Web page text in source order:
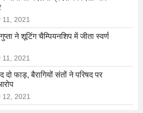
11, 2021
ने शूटिंग चैम्पियनशिप में जीता स्वर्ण
11, 2021
दो फाड़, बैरागियों संतों ने परिषद पर
12, 2021